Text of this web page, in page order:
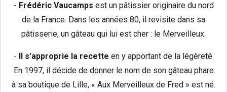
- Frédéric Vaucamps est un pâtissier originaire du nord
de la France. Dans les années 80, il revisite dans sa
pâtisserie, un gâteau qui lui est cher : le Merveilleux.
- Il s’approprie la recette en y apportant de la légèreté.
En 1997, il décide de donner le nom de son gâteau phare
à sa boutique de Lille, « Aux Merveilleux de Fred » est né.